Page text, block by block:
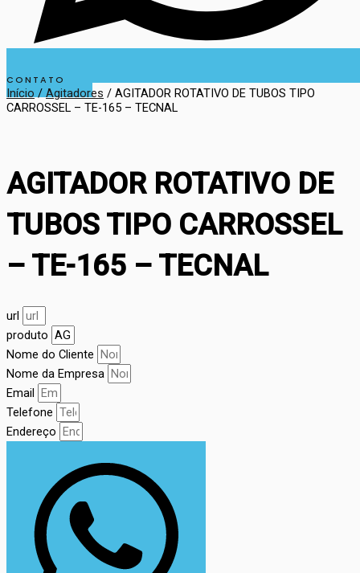
CONTATO
Início / Agitadores / AGITADOR ROTATIVO DE TUBOS TIPO
CARROSSEL – TE-165 – TECNAL
AGITADOR ROTATIVO DE
TUBOS TIPO CARROSSEL
– TE-165 – TECNAL
url
produto
Nome do Cliente
Nome da Empresa
Email
Telefone
Endereço